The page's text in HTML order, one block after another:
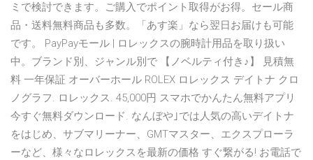
ミで検討できます。ご購入でポイント取得がお得。セール商
品・送料無料商品も多数。「あす楽」なら翌日お届けも可能
です。 PayPayモール | ロレックスの腕時計用品を取り扱い
中。ブランド別、ジャンル別で 【ノベルティ付き♪】 見積無
料 一年保証 オーバーホール ROLEX ロレックス デイトナ クロ
ノグラフ. ロレックス. 45,000円 スマホでかんたん無料アプリ
今すぐ無料ダウンロード. なんぼや｣では人気の高いデイトナ
をはじめ、サブマリーナー、GMTマスター、エクスプローラ
ーなど、様々なロレックスを最新の価格 すぐ繋がる! お電話で